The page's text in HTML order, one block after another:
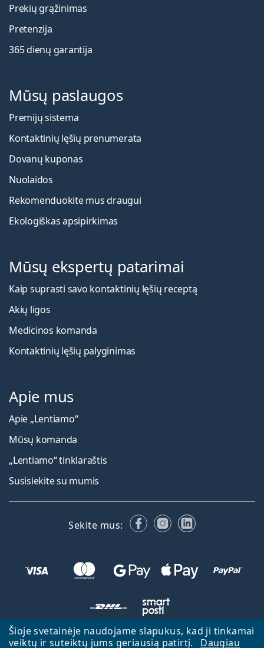
Šioje svetainėje naudojame slapukus, kad ji tinkamai
veiktų ir suteiktų jums geriausią patirtį.
Daugiau
Prekių grąžinimas
Pretenzija
365 dienų garantija
Mūsų paslaugos
Premijų sistema
Kontaktinių lęšių prenumerata
Dovanų kuponas
Nuolaidos
Rekomenduokite mus draugui
Ekologiškas apsipirkimas
Mūsų ekspertų patarimai
Kaip suprasti savo kontaktinių lęšių receptą
Akių ligos
Medicinos komanda
Kontaktinių lęšių palyginimas
Apie mus
Apie „Lentiamo“
Mūsų komanda
„Lentiamo“ tinklaraštis
Susisiekite su mumis
Sekite mus: FacebookInstagram
LinkedIn
Atgal į pagrindinį puslapį Eiti aukštyn